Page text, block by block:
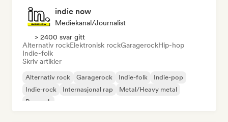
indie now
Mediekanal/journalist
> 2400 svar gitt
Alternativ rockElektronisk rockGaragerockHip-hop
Indie-folk
Skriv artikler
Alternativ rock Garagerock Indie-folk
Indie-pop
Indie-rock
Internasjonal rap
Metal/Heavy metal
Poprock